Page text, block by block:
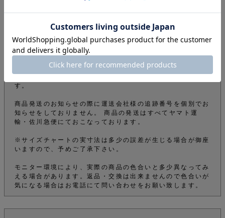
オンラインショップの商品は実店舗でも販売しているため、
ご注文確定後でもタイミングにより在庫がない場合がござい
ます。できる限りそのようなことがないよう管理しておりま
すが、予めご了承下さい。
商品をご購入のお客様のオーダー内容から弊社の審査によ
ざいます。その為、商品の発送が遅くなってしまうこともご
ざいますが、ご了承の上ご購入のお手続きをお願いいたしま
す。
商品発送のお知らせの際に運送会社様の追跡番号を個別でお
知らせをしておりません。 商品の発送はすべてヤマト運
輸・佐川急便にておこなっております。
※サイズチャートの実寸法は多少の誤差が生じる場合が御座
いますので、予めご了承下さい。
モニター環境により、実際の商品の色合いと多少異なってみ
える場合があります。返品・交換は出来ませんので色合いが
気になる場合はお電話にて問い合わせをお願い致します。